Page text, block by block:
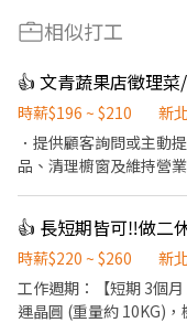
相似打工
時薪$196 ~ $210
新
．提供顧客詢問或主動
品、清理櫥窗及維持營
天結束營業前，統計銷
表。 目前急需6:00-10:00整理蔬果人員 若有汽/機車駕照佳 需配合
外送
時薪$220 ~ $260
新
工作週期：【短期 3個
運晶圓 (重量約 10KG)